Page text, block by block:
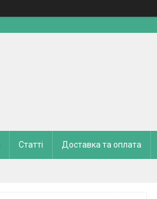
Статті Доставка та оплата